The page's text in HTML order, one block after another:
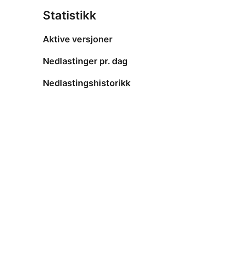
Statistikk
Aktive versjoner
Nedlastinger pr. dag
Nedlastingshistorikk